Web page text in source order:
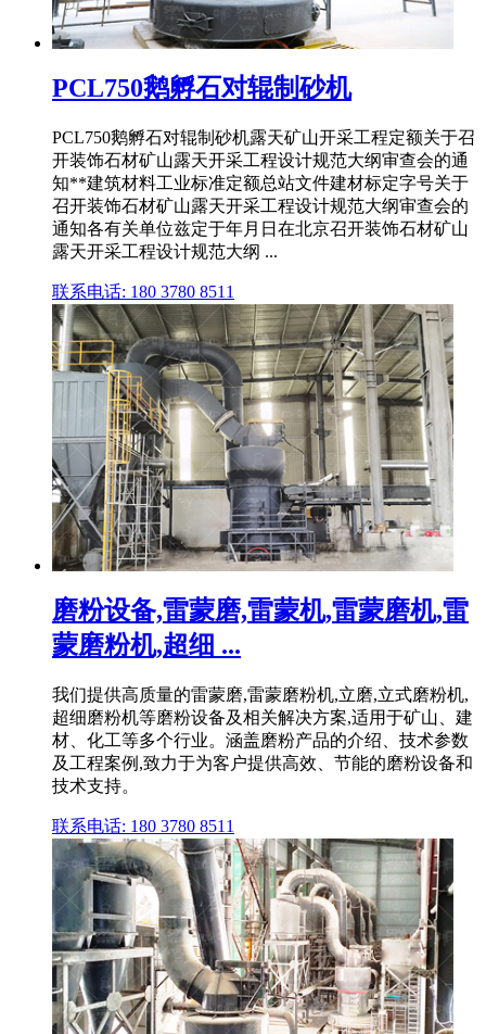
PCL750鹅孵石对辊制砂机
PCL750鹅孵石对辊制砂机露天矿山开采工程定额关于召
开装饰石材矿山露天开采工程设计规范大纲审查会的通
知**建筑材料工业标准定额总站文件建材标定字号关于
召开装饰石材矿山露天开采工程设计规范大纲审查会的
通知各有关单位兹定于年月日在北京召开装饰石材矿山
露天开采工程设计规范大纲 ...
联系电话: 180 3780 8511
磨粉设备,雷蒙磨,雷蒙机,雷蒙磨机,雷
蒙磨粉机,超细 ...
我们提供高质量的雷蒙磨,雷蒙磨粉机,立磨,立式磨粉机,
超细磨粉机等磨粉设备及相关解决方案,适用于矿山、建
材、化工等多个行业。涵盖磨粉产品的介绍、技术参数
及工程案例,致力于为客户提供高效、节能的磨粉设备和
技术支持。
联系电话: 180 3780 8511